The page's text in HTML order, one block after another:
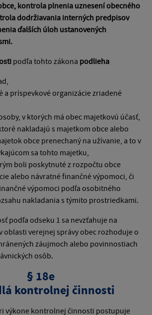
kontrola plnenia uznesení obecného
dodržiavania interných predpisov
ďalších úloh ustanovených
podľa tohto zákona podlieha
a príspevkové organizácie zriadené
v ktorých má obec majetkovú účasť,
nakladajú s majetkom obce alebo
obce prenechaný na užívanie, a to v
sa tohto majetku,
boli poskytnuté z rozpočtu obce
alebo návratné finančné výpomoci, či
výpomoci podľa osobitného
nakladania s týmito prostriedkami.
podľa odseku 1 sa nevzťahuje na
oblasti verejnej správy obec rozhoduje o
záujmoch alebo povinnostiach
osôb.
§ 18e
kontrolnej činnosti
výkone kontrolnej činnosti postupuje